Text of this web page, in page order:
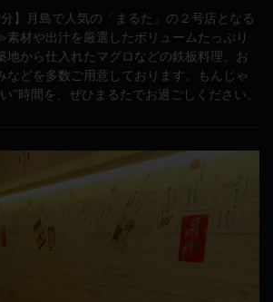
分】月島で人気の「まるた」の２号店となる
材や出汁を厳選したボリュームたっぷり
地から仕入れたマグロなどの鉄板料理、お
などを多数ご用意しております。もんじゃ
”時間を、ぜひまるたでお過ごしください。